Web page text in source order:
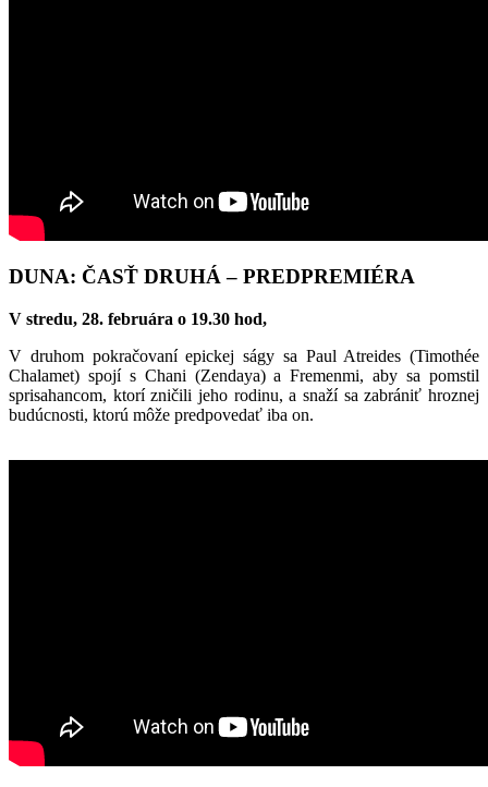
DUNA: ČASŤ DRUHÁ – PREDPREMIÉRA
V stredu, 28. februára o 19.30 hod,
V druhom pokračovaní epickej ságy sa Paul Atreides (Timothée
Chalamet) spojí s Chani (Zendaya) a Fremenmi, aby sa pomstil
sprisahancom, ktorí zničili jeho rodinu, a snaží sa zabrániť hroznej
budúcnosti, ktorú môže predpovedať iba on.